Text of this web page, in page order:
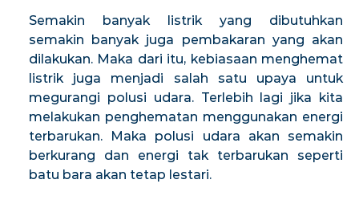
Semakin banyak listrik yang dibutuhkan
semakin banyak juga pembakaran yang akan
dilakukan. Maka dari itu, kebiasaan menghemat
listrik juga menjadi salah satu upaya untuk
megurangi polusi udara. Terlebih lagi jika kita
melakukan penghematan menggunakan energi
terbarukan. Maka polusi udara akan semakin
berkurang dan energi tak terbarukan seperti
batu bara akan tetap lestari.